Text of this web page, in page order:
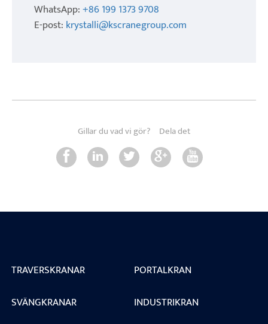
WhatsApp:+86 199 1373 9708
E-post: krystalli@kscranegroup.com
Gillar du vad vi gör? Dela det
TRAVERSKRANAR
PORTALKRAN
SVÄNGKRANAR
INDUSTRIKRAN